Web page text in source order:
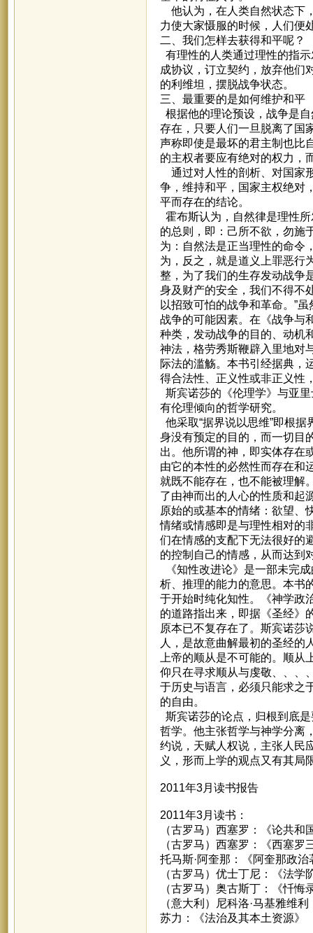
他认为，在人类自然状态下
力使大家慑服的时候，人们便
二、我们怎样去获得和平呢？
有理性的人类通过理性的指
成协议，订立契约，放弃他们
的利维坦，摆脱战争状态。
三、最重要的是如何维护和平
根据他的理论预设，战争是
存在，只要人们一旦脱离了国
声称即使是最坏的君主制也比
的主权者要应有绝对的权力，
通过对人性的剖析、对国家
争，维持和平，国家主权绝对
平而存在的结论。
霍布斯认为，自然律是理性
的总则，即：己所不欲，勿施
为：自然法是正当理性的命令
为，反之，就是道义上罪恶行
整，为了我们的生存发动战争
身及财产的安全，我们不得不
以招致可怕的战争和革命。”
战争的可能因素。在《战争与
种类，发动战争的目的、动机
神法，格劳秀斯鞭辟入里地对
际法的滥觞。本书引经据典，
得合法性、正义性或非正义性
斯宾诺莎的《伦理学》与亚
有伦理倾向的哲学研究。
他采取“据界说以思维”即根
身没有预定的目的，而一切目
出。他所谓的神，即实体存在
由它的本性的必然性而存在和
就既不能存在，也不能被理解
了由神而出的人心的性质和起
原始的或基本的情绪：欲望、
情绪或情感即是与理性相对的
们在情感的支配下无法很好的
的控制自己的情感，从而达到
《知性改进论》是一部未完
析、推理的能力的意思。本书
于开始时纯化知性。《神学政
的道路指出来，即据《圣经》
原本已不复存在了。斯宾诺莎
人，是故意曲解最初的圣经的
上帝的顺从是不可能的。顺
仰只在寻求顺从与虔敬、、、
于历史与语言，必须只能求之
的自由。
斯宾诺莎的论点，归根到底
哲学。他主张哲学与神学分离
约说，天赋人权说，主张人民
义，形而上学的观点又有其局
2011年3月读书报告
2011年3月读书：
（古罗马）西塞罗：《论共和
（古罗马）西塞罗：《西塞罗
托马斯·阿奎那：《阿奎那政治
（古罗马）优士丁尼：《法学
（古罗马）奥古斯丁：《忏悔
（意大利）尼科洛·马基雅维
苏力：《法治及其本土资源》